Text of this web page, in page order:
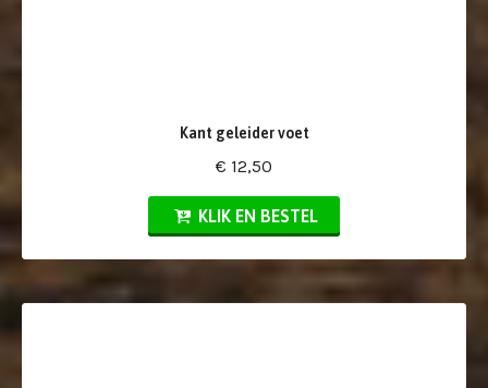
Kant geleider voet
€ 12,50
KLIK EN BESTEL